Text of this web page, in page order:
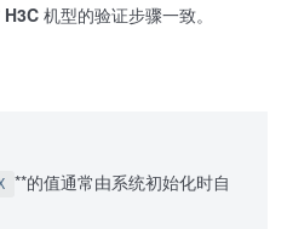
H3C 机型的验证步骤一致。
​**的值通常由系统初始化时自